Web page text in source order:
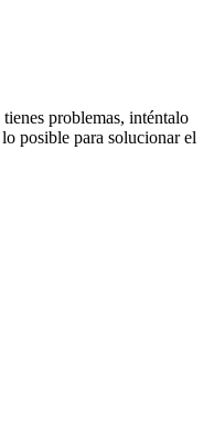
problemas, inténtalo
posible para solucionar el